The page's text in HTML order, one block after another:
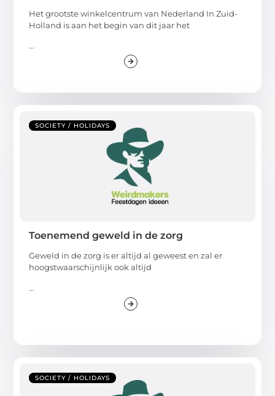
Het grootste winkelcentrum van Nederland In Zuid-
Holland is aan het begin van dit jaar het
...
SOCIETY / HOLIDAYS
Toenemend geweld in de zorg
Geweld in de zorg is er altijd al geweest en zal er
hoogstwaarschijnlijk ook altijd
...
SOCIETY / HOLIDAYS